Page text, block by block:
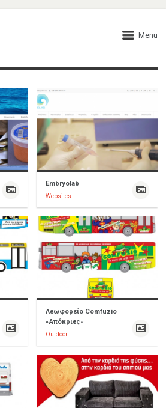
Menu
Embryolab
Websites
Λεωφορείο Comfuzio
«Απόκριες»
Outdoor